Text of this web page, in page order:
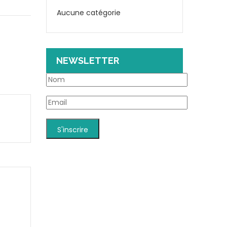
Aucune catégorie
NEWSLETTER